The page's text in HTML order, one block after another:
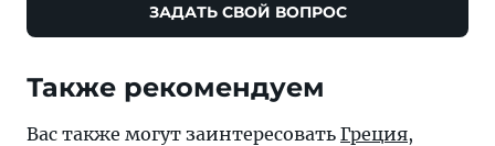
ЗАДАТЬ СВОЙ ВОПРОС
Также рекомендуем
Вас также могут заинтересовать Греция,